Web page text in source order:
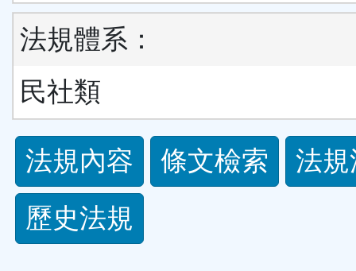
法規體系：
民社類
法
規
功
法規內容 條文檢索
法
歷史法規